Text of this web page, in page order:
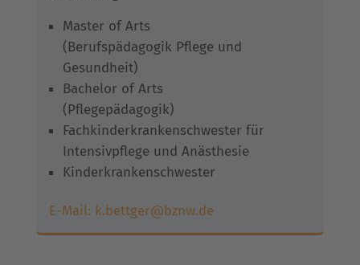
Master of Arts
(Berufspädagogik Pflege und
Gesundheit)
Bachelor of Arts
(Pflegepädagogik)
Fachkinderkrankenschwester für
Intensivpflege und Anästhesie
Kinderkrankenschwester
E-Mail: k.bettger@bznw.de